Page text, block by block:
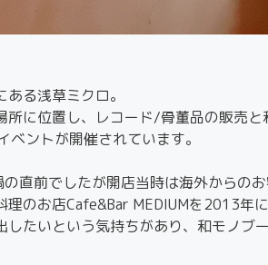
る浅草ミクロ。
に位置し、レコード/骨董品の販売と
ントが開催されています。
直前でしたが開店当時は海外からのお
のお店Cafe&Bar MEDIUMを2013年に
したいという気持ちがあり、和モノブ